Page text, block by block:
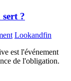
sert ?
Lookandfin
est l'événement
de l'obligation.